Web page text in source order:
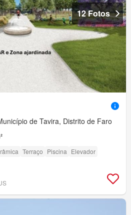
12 Fotos
de Tavira, Distrito de Faro
Terraço Piscina Elevador